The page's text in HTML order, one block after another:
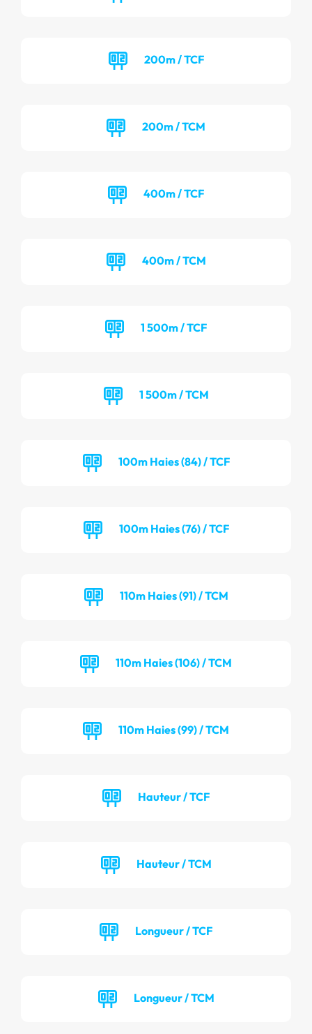
200m / TCF
200m / TCM
400m / TCF
400m / TCM
1 500m / TCF
1 500m / TCM
100m Haies (84) / TCF
100m Haies (76) / TCF
110m Haies (91) / TCM
110m Haies (106) / TCM
110m Haies (99) / TCM
Hauteur / TCF
Hauteur / TCM
Longueur / TCF
Longueur / TCM